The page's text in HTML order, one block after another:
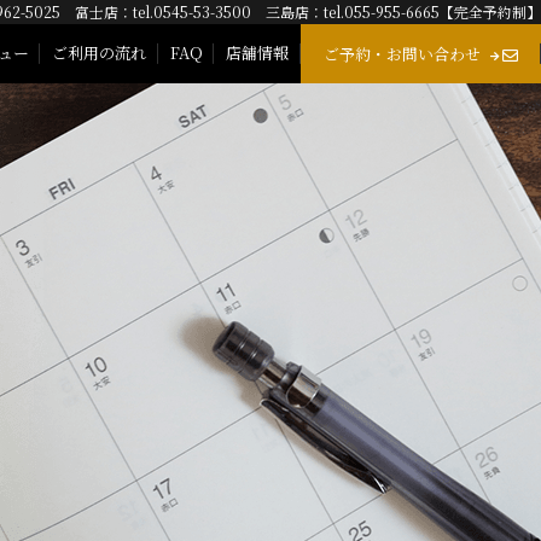
5025 富士店：tel.0545-53-3500 三島店：tel.055-955-6665【完全予約制】
ー ご利用の流れ FAQ 店舗情報 ご予約・お問い合わせ